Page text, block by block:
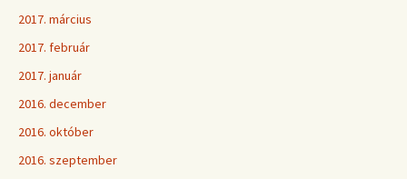
2017. március
2017. február
2017. január
2016. december
2016. október
2016. szeptember